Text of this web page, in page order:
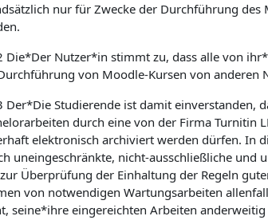
nur für Zwecke der Durchführung
Die*Der Nutzer*in stimmt zu, dass alle von
von Moodle-Kursen von anderen
Der*Die Studierende ist damit einverstanden,
durch eine von der Firma Turnitin
elektronisch archiviert werden dürfen. In
uneingeschränkte, nicht-ausschließliche und
Überprüfung der Einhaltung der Regeln
von notwendigen Wartungsarbeiten
seine*ihre eingereichten Arbeiten